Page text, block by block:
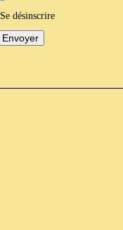
Se désinscrire